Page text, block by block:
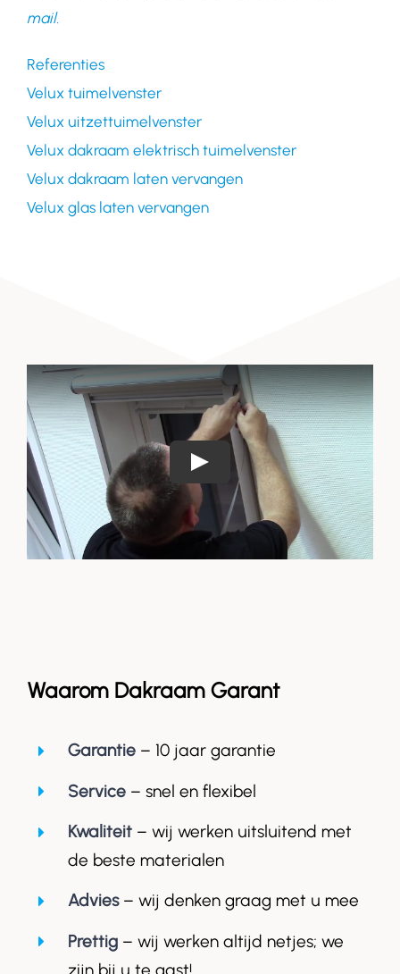
mail.
Referenties
Velux tuimelvenster
Velux uitzettuimelvenster
Velux dakraam elektrisch tuimelvenster
Velux dakraam laten vervangen
Velux glas laten vervangen
Waarom Dakraam Garant
Garantie– 10 jaar garantie
Service – snel en flexibel
Kwaliteit– wij werken uitsluitend met
de beste materialen
Advies– wij denken graag met u mee
Prettig– wij werken altijd netjes; we
zijn bij u te gast!